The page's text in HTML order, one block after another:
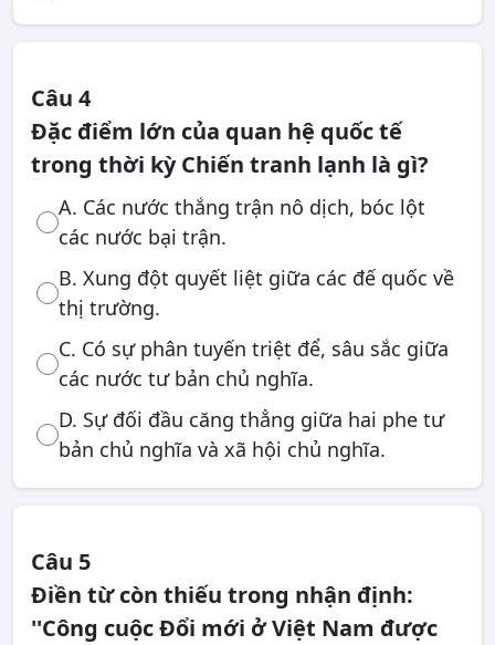
Câu 4
Đặc điểm lớn của quan hệ quốc tế
trong thời kỳ Chiến tranh lạnh là gì?
A. Các nước thắng trận nô dịch, bóc lột
các nước bại trận.
B. Xung đột quyết liệt giữa các đế quốc về
thị trường.
C. Có sự phân tuyến triệt để, sâu sắc giữa
các nước tư bản chủ nghĩa.
D. Sự đối đầu căng thẳng giữa hai phe tư
bản chủ nghĩa và xã hội chủ nghĩa.
Câu 5
Điền từ còn thiếu trong nhận định:
''Công cuộc Đổi mới ở Việt Nam được